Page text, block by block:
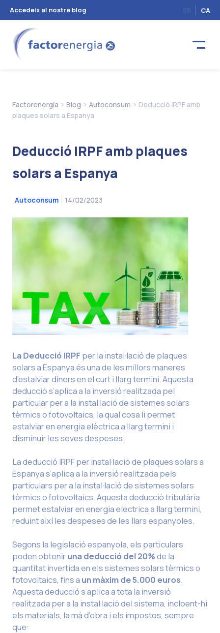
Accedeix al nostre blog ES CA
Factorenergia > Blog > Autoconsum > Deducció IRPF amb
plaques solars a Espanya
Deducció IRPF amb plaques
solars a Espanya
Autoconsum 14/02/2023
La Deducció IRPF per la instal·lació de plaques
solars a Espanya és una de les millors maneres
d’estalviar diners en el curt i llarg termini. Aquesta
deducció s’aplica a la inversió realitzada pel
particular per a la instal·lació de sistemes solars
tèrmics o fotovoltaics, la qual cosa li permet
estalviar en energia elèctrica a llarg termini i
disminuir les seves despeses.
La deducció IRPF per instal·lació de plaques solars a
Espanya s’aplica a la inversió realitzada pels
particulars per a la instal·lació de sistemes solars
tèrmics o fotovoltaics. Aquesta deducció tributària
permet estalviar en energia elèctrica a llarg termini,
reduint així les despeses de les llars espanyoles.
Segons la legislació espanyola, els particulars
poden obteniruna deducció del 20%de la
quantitat invertida en els sistemes solars tèrmics o
fotovoltaics, fins a un màxim de 5.000 euros.
Aquesta deducció s’aplica a tota la inversió
realitzada per a la instal·lació del sistema, incloent-hi
els materials, la mà d’obra i els impostos, sempre
que: